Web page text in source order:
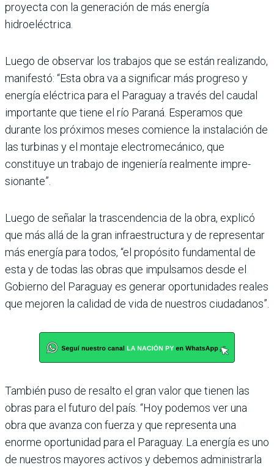
proyecta con la generación de más energía
hidroeléctrica.
Luego de observar los trabajos que se están realizando,
manifestó: “Esta obra va a significar más progreso y
energía eléc­trica para el Paraguay a través del caudal
importante que tiene el río Paraná. Espe­ramos que
durante los próximos meses comience la instalación de
las turbinas y el montaje electromecánico, que
constituye un trabajo de ingeniería realmente impre­
sionante”.
Luego de señalar la trascendencia de la obra, explicó
que más allá de la gran infraestructura y de representar
más energía para todos, “el propósito funda­mental de
esta y de todas las obras que impulsamos desde el
Gobierno del Para­guay es generar oportunidades reales
que mejoren la calidad de vida de nuestros ciu­dadanos”.
También puso de resalto el gran valor que tienen las
obras para el futuro del país. “Hoy podemos ver una
obra que avanza con fuerza y que representa una
enorme oportunidad para el Paraguay. La energía es uno
de nuestros mayores activos y debe­mos administrarla